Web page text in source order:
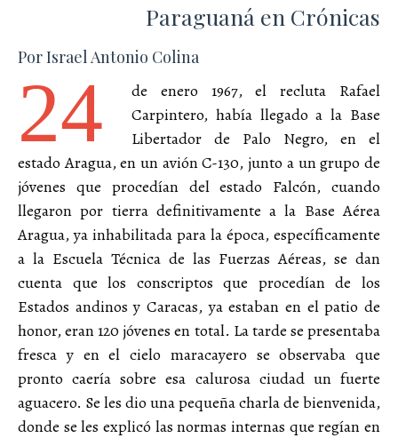
Paraguaná en Crónicas
Por Israel Antonio Colina
24
de enero 1967, el recluta Rafael
Carpintero, había llegado a la Base
Libertador de Palo Negro, en el
estado Aragua, en un avión C-130, junto a un grupo de
jóvenes que procedían del estado Falcón, cuando
llegaron por tierra definitivamente a la Base Aérea
Aragua, ya inhabilitada para la época, específicamente
a la Escuela Técnica de las Fuerzas Aéreas, se dan
cuenta que los conscriptos que procedían de los
Estados andinos y Caracas, ya estaban en el patio de
honor, eran 120 jóvenes en total. La tarde se presentaba
fresca y en el cielo maracayero se observaba que
pronto caería sobre esa calurosa ciudad un fuerte
aguacero. Se les dio una pequeña charla de bienvenida,
donde se les explicó las normas internas que regían en